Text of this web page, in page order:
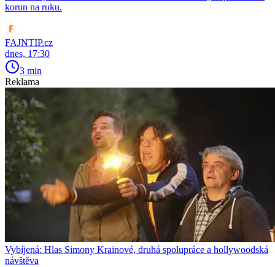
korun na ruku.
FAJNTIP.cz
dnes, 17:30
3 min
Reklama
Vybíjená: Hlas Simony Krainové, druhá spolupráce a hollywoodská
návštěva